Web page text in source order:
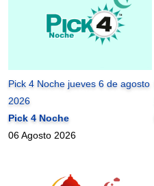
Pick 4 Noche jueves 6 de agosto
2026
Pick 4 Noche
06 Agosto 2026